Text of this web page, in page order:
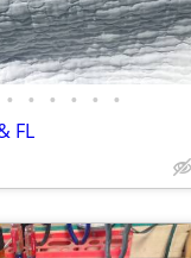
• • • • • •
FL